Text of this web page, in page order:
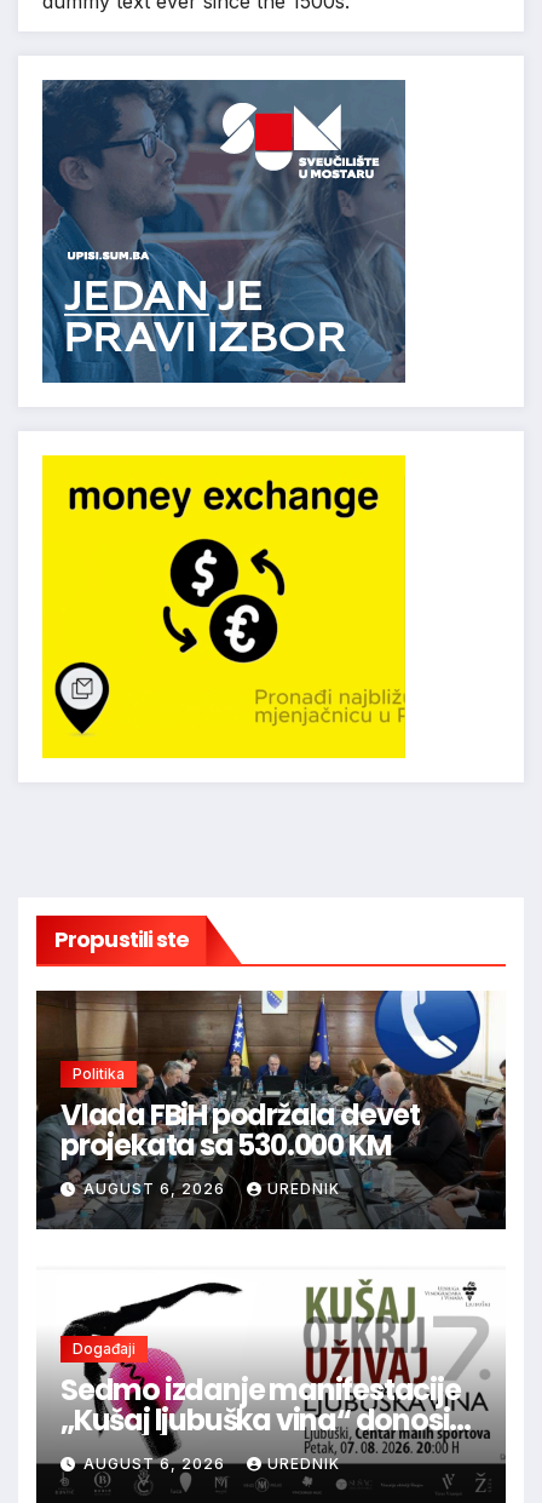
Propustili ste
Politika
Vlada FBiH podržala devet
projekata sa 530.000 KM
AUGUST 6, 2026 UREDNIK
Događaji
Sedmo izdanje manifestacije
„Kušaj ljubuška vina“ donosi
vrhunska vina, gastronomiju i
glazbu
AUGUST 6, 2026 UREDNIK